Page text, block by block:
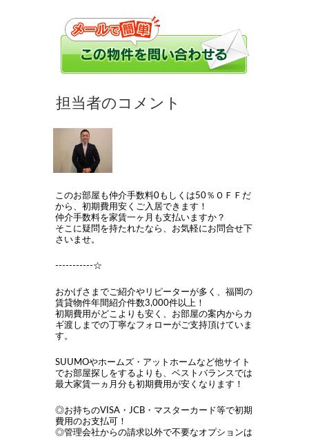
このお部屋も仲介手数料0もしくは50％ＯＦＦだ
から、初期費用安くご入居できます！
仲介手数料を家賃一ヶ月も支払いますか？
そこに疑問を持たれたなら、お気軽にお問合せ下
さいませ。
-----------☆
おかげさまでご紹介やリピーターが多く、福岡の
賃貸物件年間紹介件数3,000件以上！
初期費用がどこよりも安く、お部屋の案内からカ
ギ渡しまでの丁寧なフォローがご支持頂けていま
す。
SUUMOやホームズ・アットホームなど他サイト
でお部屋探しをするよりも、ベストバランスでは
最大家賃一ヵ月分も初期費用が安くなります！
◎お持ちのVISA・JCB・マスターカード等で初期
費用のお支払可！
◎管理会社からの請求以外で不要なオプションは